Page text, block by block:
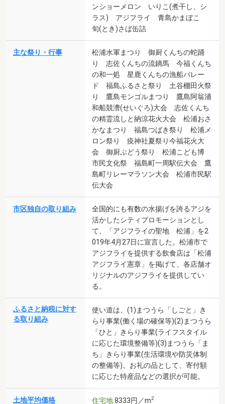
ンショーメロン いりこ(煮干し、シ
ラス) アジフライ 青島かまぼこ
旬(とき)さば缶詰
主な祭り・行事
松浦水軍まつり 御厨くんちの蛇踊
り 志佐くんちの流鏑馬 今福くんち
の和一処 星鹿くんちの漁船パレー
ド 福島ふるさと祭り 土谷棚田火祭
り 鷹島モンゴルまつり 鷹島阿翁浦
和船競漕(せいぐろ)大会 志佐くんち
の精霊流しと納涼花火大会 松浦おさ
かなまつり 福島つばき祭り 松浦メ
ロン祭り 疫神社夏祭り今福花火大
会 御厨ぶどう祭り 松浦こども博
市民文化祭 福島町一周駅伝大会 鷹
島町リレーマラソン大会 松浦市民駅
伝大会
市区独自の取り組み
全国的にも有数の水揚げを誇るアジを
活かしたシティプロモーションとし
て、「アジフライの聖地 松浦」を2
019年4月27日に宣言した。松浦市で
アジフライを提供する飲食店は「松浦
アジフライ憲章」を掲げて、各店舗オ
リジナルのアジフライを提供してい
る。
ふるさと納税に対す
る取り組み
使い道は、(1)まつうら「しごと」き
らり事業(働く場の確保等)(2)まつうら
「ひと」きらり事業(ライフスタイル
に応じた環境整備等)(3)まつうら「ま
ち」きらり事業(生活環境や防災体制
の整備等)。お礼の品として、寄付額
に応じた特産品などの選択が可能。
土地平均価格 住宅地8333円／m2